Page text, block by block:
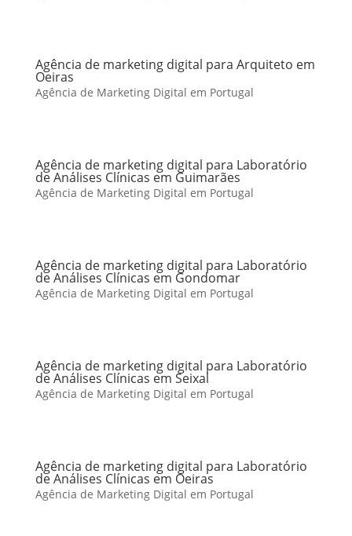
Agência de marketing digital para Arquiteto em
Oeiras
Agência de Marketing Digital em Portugal
Agência de marketing digital para Laboratório
de Análises Clínicas em Guimarães
Agência de Marketing Digital em Portugal
Agência de marketing digital para Laboratório
de Análises Clínicas em Gondomar
Agência de Marketing Digital em Portugal
Agência de marketing digital para Laboratório
de Análises Clínicas em Seixal
Agência de Marketing Digital em Portugal
Agência de marketing digital para Laboratório
de Análises Clínicas em Oeiras
Agência de Marketing Digital em Portugal